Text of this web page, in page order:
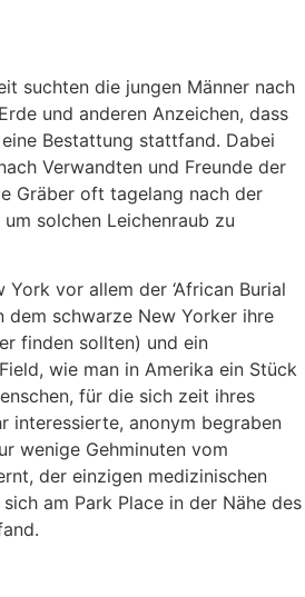
suchten die jungen Männer nach
und anderen Anzeichen, dass
Bestattung stattfand. Dabei
Verwandten und Freunde der
Gräber oft tagelang nach der
solchen Leichenraub zu
vor allem der ‘African Burial
dem schwarze New Yorker ihre
finden sollten) und ein
wie man in Amerika ein Stück
für die sich zeit ihres
interessierte, anonym begraben
wenige Gehminuten vom
der einzigen medizinischen
am Park Place in der Nähe des